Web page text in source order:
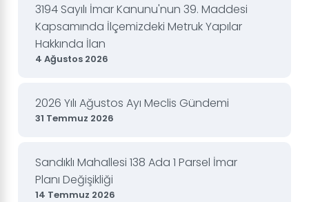
3194 Sayılı İmar Kanunu'nun 39. Maddesi
Kapsamında İlçemizdeki Metruk Yapılar
Hakkında İlan
4 Ağustos 2026
2026 Yılı Ağustos Ayı Meclis Gündemi
31 Temmuz 2026
Sandıklı Mahallesi 138 Ada 1 Parsel İmar
Planı Değişikliği
14 Temmuz 2026